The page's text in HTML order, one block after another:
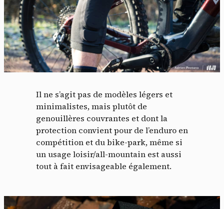
Il ne s’agit pas de modèles légers et
minimalistes, mais plutôt de
genouillères couvrantes et dont la
protection convient pour de l’enduro en
compétition et du bike-park, même si
un usage loisir/all-mountain est aussi
tout à fait envisageable également.